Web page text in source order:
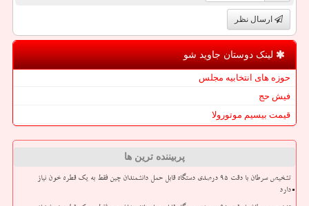
ارسال نظر
لینک دوستان جاوید شو
حوزه های انتخابیه مجلس
فیش حج
قیمت بیسیم موتورولا
پربیننده ترین ها
تشخیص سرطان با دقت ۹۵ درصدی دستگاه قابل حمل دانشمندان چین فقط به یک قطره خون نیاز
دارد